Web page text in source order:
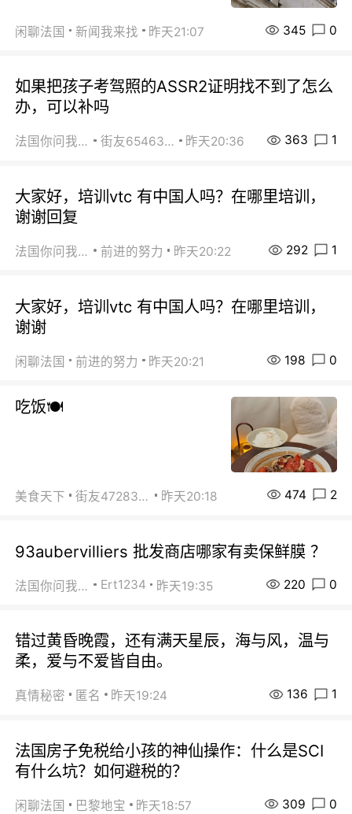
闲聊法国 新闻我来找 昨天21:07 345 0
如果把孩子考驾照的ASSR2证明找不到了怎么
办，可以补吗
法国你问我答 街友65463281 昨天20:36 363 1
大家好，培训vtc 有中国人吗？在哪里培训，
谢谢回复
法国你问我答 前进的努力 昨天20:22 292 1
大家好，培训vtc 有中国人吗？在哪里培训，
谢谢
闲聊法国 前进的努力 昨天20:21 198 0
吃饭🍽️
美食天下 街友472838572 昨天20:18 474 2
93aubervilliers 批发商店哪家有卖保鲜膜 ？
法国你问我答 Ert1234 昨天19:35 220 0
错过黄昏晚霞，还有满天星辰，海与风，温与
柔，爱与不爱皆自由。
真情秘密 匿名 昨天19:24 136 1
法国房子免税给小孩的神仙操作：什么是SCI
有什么坑？如何避税的？
闲聊法国 巴黎地宝 昨天18:57 309 0